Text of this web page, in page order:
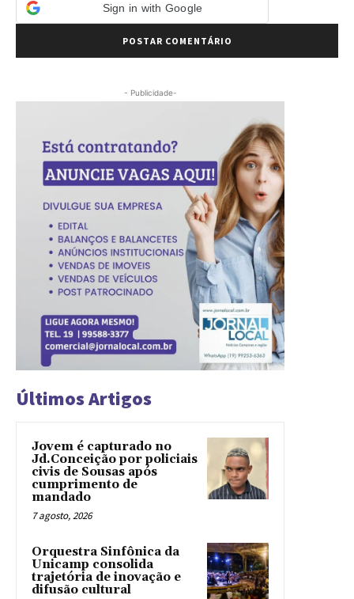
Sign in with Google
- Publicidade-
Últimos Artigos
Jovem é capturado no
Jd.Conceição por policiais
civis de Sousas após
cumprimento de
mandado
7 agosto, 2026
Orquestra Sinfônica da
Unicamp consolida
trajetória de inovação e
difusão cultural